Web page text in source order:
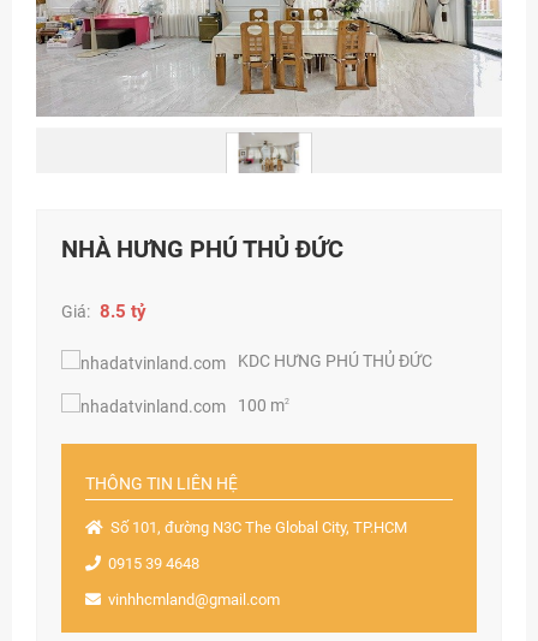
NHÀ HƯNG PHÚ THỦ ĐỨC
Giá: 8.5 tỷ
KDC HƯNG PHÚ THỦ ĐỨC
100 m2
THÔNG TIN LIÊN HỆ
Số 101, đường N3C The Global City, TP.HCM
0915 39 4648
vinhhcmland@gmail.com